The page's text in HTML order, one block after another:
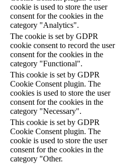
cookie is used to store the user
consent for the cookies in the
category "Analytics".
The cookie is set by GDPR
cookie consent to record the user
consent for the cookies in the
category "Functional".
This cookie is set by GDPR
Cookie Consent plugin. The
cookies is used to store the user
consent for the cookies in the
category "Necessary".
This cookie is set by GDPR
Cookie Consent plugin. The
cookie is used to store the user
consent for the cookies in the
category "Other.